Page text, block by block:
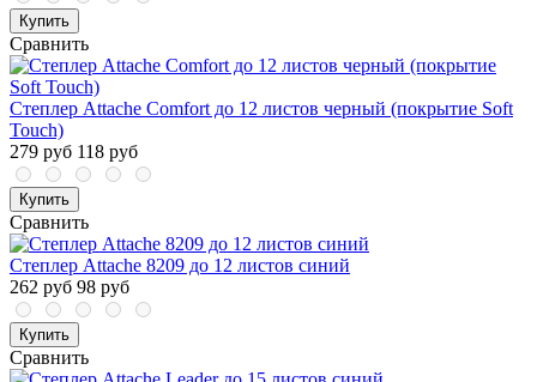
Купить
Сравнить
Степлер Attache Comfort до 12 листов черный (покрытие Soft
Touch)
279 руб 118 руб
Купить
Сравнить
Степлер Attache 8209 до 12 листов синий
262 руб 98 руб
Купить
Сравнить